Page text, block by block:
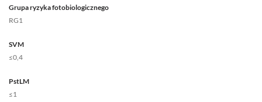
Grupa ryzyka fotobiologicznego
RG1
SVM
≤0,4
PstLM
≤1